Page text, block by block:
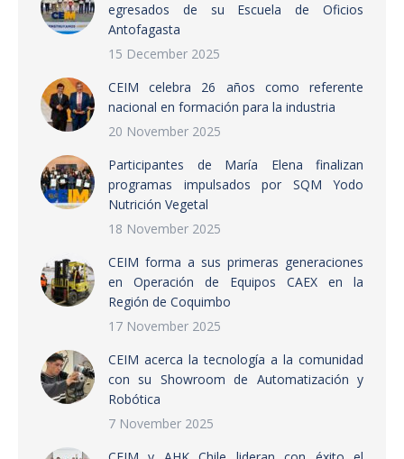
egresados de su Escuela de Oficios
Antofagasta
15 December 2025
CEIM celebra 26 años como referente
nacional en formación para la industria
20 November 2025
Participantes de María Elena finalizan
programas impulsados por SQM Yodo
Nutrición Vegetal
18 November 2025
CEIM forma a sus primeras generaciones
en Operación de Equipos CAEX en la
Región de Coquimbo
17 November 2025
CEIM acerca la tecnología a la comunidad
con su Showroom de Automatización y
Robótica
7 November 2025